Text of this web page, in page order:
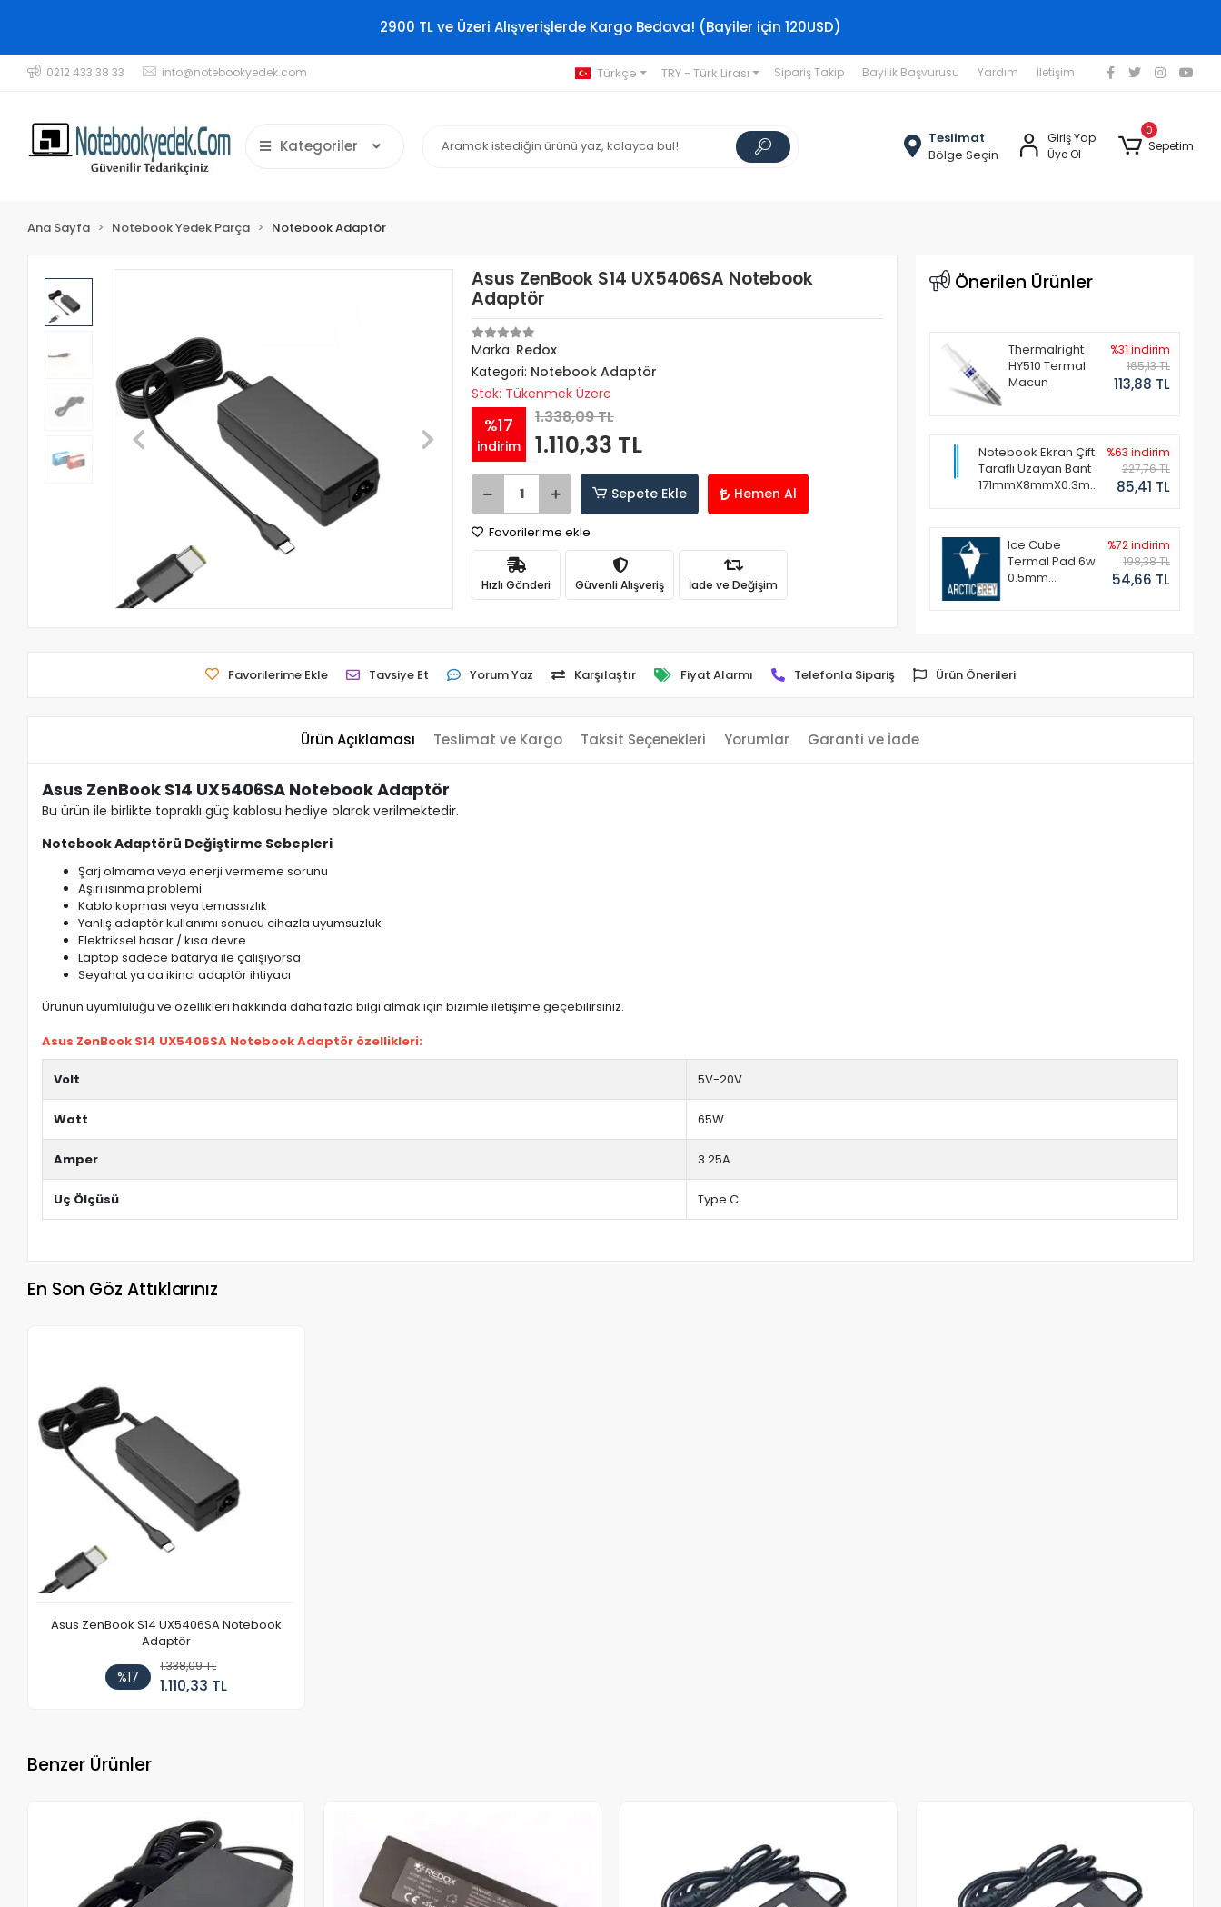
2900 TL ve Üzeri Alışverişlerde Kargo Bedava! (Bayiler için 120USD)
0212 433 38 33 info@notebookyedek.com Türkçe TRY - Türk Lirası Sipariş Takip Bayilik Başvurusu Yardım İletişim
Kategoriler
Teslimat
Bölge Seçin
Giriş Yap
Üye Ol
0
Sepetim
Ana Sayfa Notebook Yedek Parça Notebook Adaptör
Asus ZenBook S14 UX5406SA Notebook
Adaptör
Marka: Redox
Kategori: Notebook Adaptör
Stok: Tükenmek Üzere
%17
indirim
1.338,09 TL
1.110,33 TL
Sepete Ekle Hemen Al
Favorilerime ekle
Hızlı Gönderi Güvenli Alışveriş İade ve Değişim
Önerilen Ürünler
Thermalright
HY510 Termal
Macun
%31 indirim
165,13 TL
113,88 TL
Notebook Ekran Çift
Taraflı Uzayan Bant
171mmX8mmX0.3mm
%63 indirim
227,76 TL
85,41 TL
Ice Cube
Termal Pad 6w
0.5mm
%72 indirim
198,38 TL
54,66 TL
Favorilerime Ekle Tavsiye Et Yorum Yaz Karşılaştır Fiyat Alarmı Telefonla Sipariş Ürün Önerileri
Ürün Açıklaması Teslimat ve Kargo Taksit Seçenekleri Yorumlar Garanti ve İade
Asus ZenBook S14 UX5406SA Notebook Adaptör
Bu ürün ile birlikte topraklı güç kablosu hediye olarak verilmektedir.
Notebook Adaptörü Değiştirme Sebepleri
Şarj olmama veya enerji vermeme sorunu
Aşırı ısınma problemi
Kablo kopması veya temassızlık
Yanlış adaptör kullanımı sonucu cihazla uyumsuzluk
Elektriksel hasar / kısa devre
Laptop sadece batarya ile çalışıyorsa
Seyahat ya da ikinci adaptör ihtiyacı
Ürünün uyumluluğu ve özellikleri hakkında daha fazla bilgi almak için bizimle iletişime geçebilirsiniz.
Asus ZenBook S14 UX5406SA Notebook Adaptör özellikleri:
Volt 5V-20V
Watt 65W
Amper 3.25A
Uç Ölçüsü Type C
En Son Göz Attıklarınız
Asus ZenBook S14 UX5406SA Notebook
Adaptör
%17
1.338,09 TL
1.110,33 TL
Benzer Ürünler